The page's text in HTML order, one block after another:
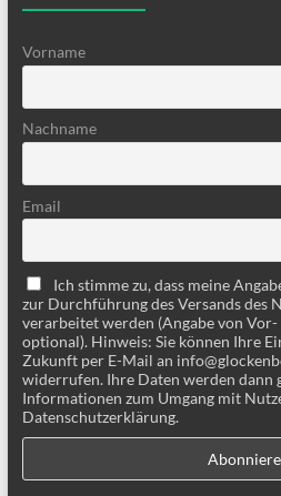
Vorname
Nachname
Email
Ich stimme zu, dass meine
zur Durchführung des Versands des
verarbeitet werden (Angabe von
optional). Hinweis: Sie können Ihre
Zukunft per E-Mail an
widerrufen. Ihre Daten werden dann
Informationen zum Umgang mit
Datenschutzerklärung.